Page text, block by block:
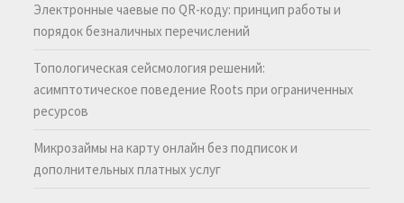
Электронные чаевые по QR-коду: принцип работы и
порядок безналичных перечислений
Топологическая сейсмология решений:
асимптотическое поведение Roots при ограниченных
ресурсов
Микрозаймы на карту онлайн без подписок и
дополнительных платных услуг